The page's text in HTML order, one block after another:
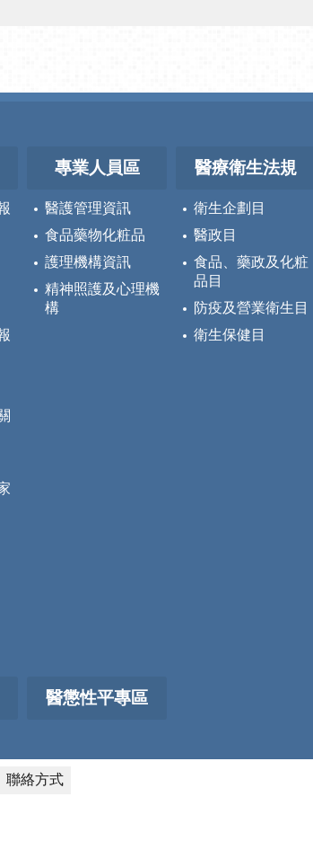
專業人員區
醫護管理資訊
食品藥物化粧品
護理機構資訊
精神照護及心理機
構
醫療衛生法規
衛生企劃目
醫政目
食品、藥政及化粧
品目
防疫及營業衛生目
衛生保健目
醫懲性平專區
聯絡方式